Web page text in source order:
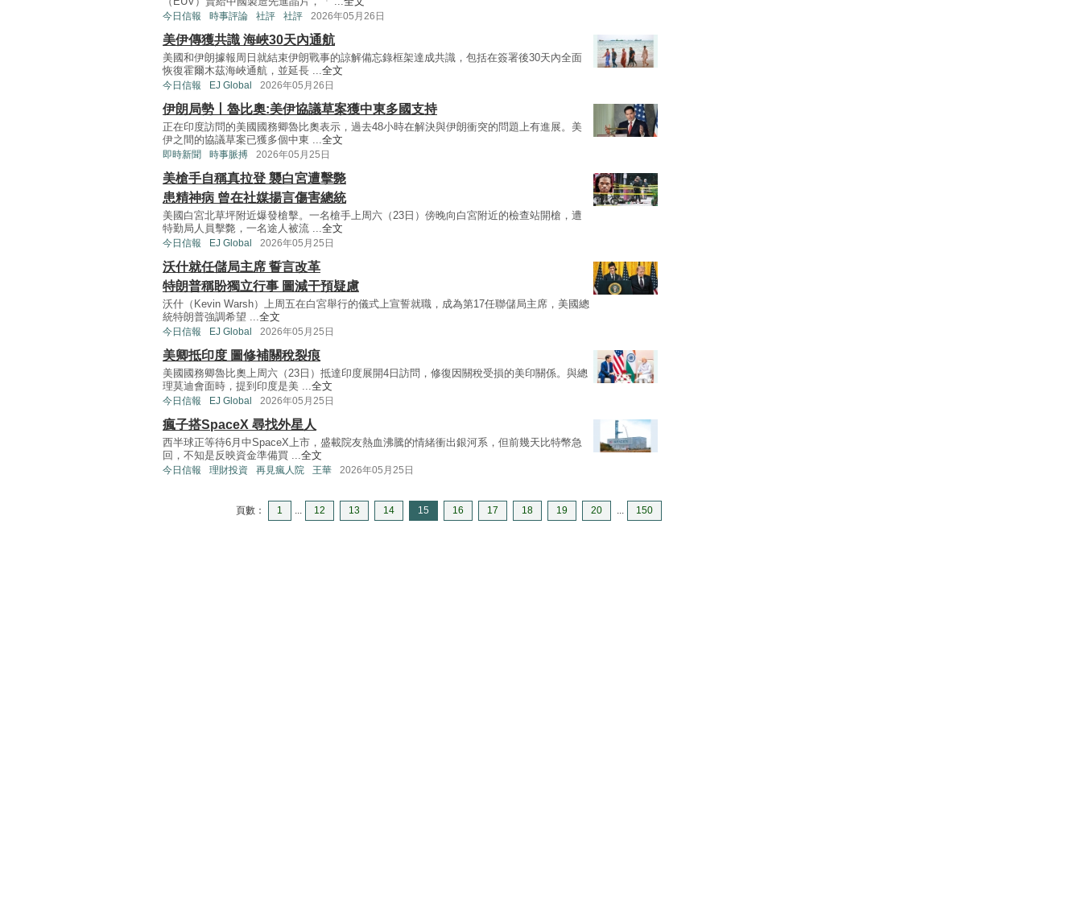
今日信報 時事評論 社評 社評 2026年05月26日
美伊傳獲共識 海峽30天內通航
美國和伊朗據報周日就結束伊朗戰事的諒解備忘錄框架達成共識，包括在簽署後30天內全面
恢復霍爾木茲海峽通航，並延長 ... 全文
今日信報 EJ Global 2026年05月26日
伊朗局勢丨魯比奧:美伊協議草案獲中東多國支持
正在印度訪問的美國國務卿魯比奧表示，過去48小時在解決與伊朗衝突的問題上有進展。美
伊之間的協議草案已獲多個中東 ... 全文
即時新聞 時事脈搏 2026年05月25日
美槍手自稱真拉登 襲白宮遭擊斃
患精神病 曾在社媒揚言傷害總統
美國白宮北草坪附近爆發槍擊。一名槍手上周六（23日）傍晚向白宮附近的檢查站開槍，遭
特勤局人員擊斃，一名途人被流 ... 全文
今日信報 EJ Global 2026年05月25日
沃什就任儲局主席 誓言改革
特朗普稱盼獨立行事 圖減干預疑慮
沃什（Kevin Warsh）上周五在白宮舉行的儀式上宣誓就職，成為第17任聯儲局主席，美國總
統特朗普強調希望 ... 全文
今日信報 EJ Global 2026年05月25日
美卿抵印度 圖修補關稅裂痕
美國國務卿魯比奧上周六（23日）抵達印度展開4日訪問，修復因關稅受損的美印關係。與總
理莫迪會面時，提到印度是美 ... 全文
今日信報 EJ Global 2026年05月25日
瘋子搭SpaceX 尋找外星人
西半球正等待6月中SpaceX上市，盛載院友熱血沸騰的情緒衝出銀河系，但前幾天比特幣急
回，不知是反映資金準備買 ... 全文
今日信報 理財投資 再見瘋人院 王華 2026年05月25日
頁數： 1 12 13 14 15 16 17 18 19 20 150